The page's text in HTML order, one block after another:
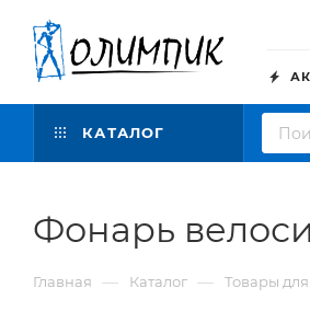
КАТАЛОГ
Фонарь
Главная — Каталог — Товары